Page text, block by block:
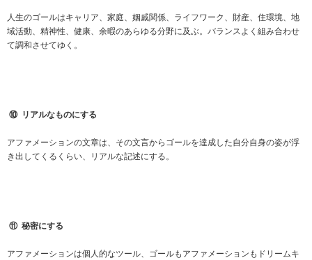
人生のゴールはキャリア、家庭、姻戚関係、ライフワーク、財産、住環境、地
域活動、精神性、健康、余暇のあらゆる分野に及ぶ。バランスよく組み合わせ
て調和させてゆく。
⑩ リアルなものにする
アファメーションの文章は、その文言からゴールを達成した自分自身の姿が浮
き出してくるくらい、リアルな記述にする。
⑪ 秘密にする
アファメーションは個人的なツール、ゴールもアファメーションもドリームキ